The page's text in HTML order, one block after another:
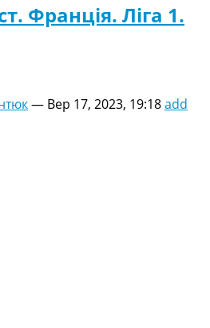
Франція. Ліга 1.
— Вер 17, 2023, 19:18add